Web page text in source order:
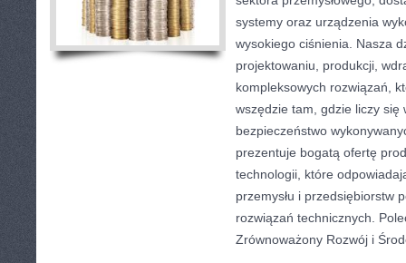
systemy oraz urządzenia
wysokiego ciśnienia. Nasza
projektowaniu, produkcji,
kompleksowych rozwiązań,
wszędzie tam, gdzie liczy
bezpieczeństwo
prezentuje bogatą ofertę
technologii, które
przemysłu i przedsiębiorstw
rozwiązań technicznych.
Zrównoważony Rozwój i